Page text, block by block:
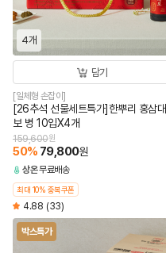
4개
담기
[일체형 손잡이]
[26추석 선물세트특가]한뿌리 홍삼대
보 병 10입X4개
159,600원
50% 79,800원
상온무료배송
최대 10% 중복쿠폰
4.88 (33)
박스특가